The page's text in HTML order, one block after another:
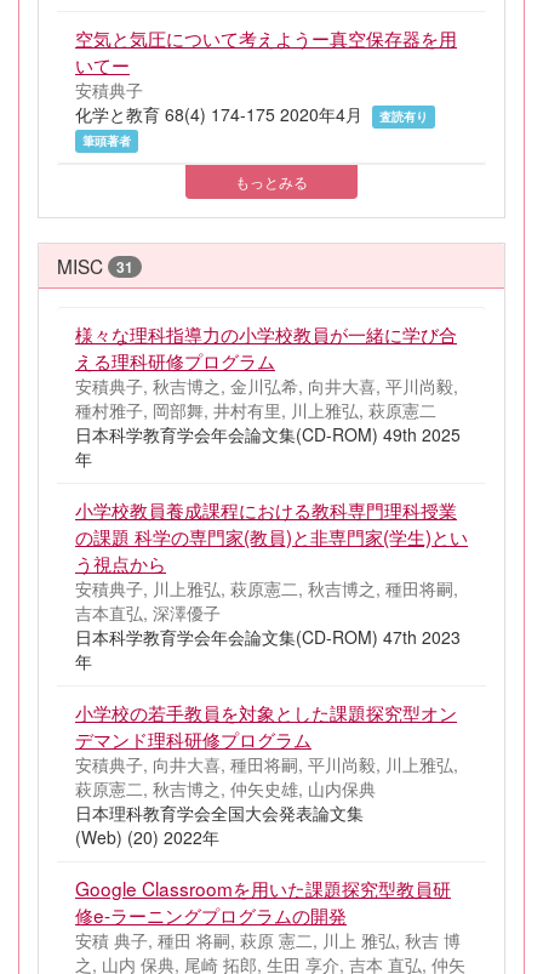
空気と気圧について考えようー真空保存器を用
いてー
安積典子
化学と教育 68(4) 174-175 2020年4月
査読有り
筆頭著者
もっとみる
MISC 31
様々な理科指導力の小学校教員が一緒に学び合
える理科研修プログラム
安積典子, 秋吉博之, 金川弘希, 向井大喜, 平川尚毅,
種村雅子, 岡部舞, 井村有里, 川上雅弘, 萩原憲二
日本科学教育学会年会論文集(CD-ROM) 49th 2025
年
小学校教員養成課程における教科専門理科授業
の課題 科学の専門家(教員)と非専門家(学生)とい
う視点から
安積典子, 川上雅弘, 萩原憲二, 秋吉博之, 種田将嗣,
吉本直弘, 深澤優子
日本科学教育学会年会論文集(CD-ROM) 47th 2023
年
小学校の若手教員を対象とした課題探究型オン
デマンド理科研修プログラム
安積典子, 向井大喜, 種田将嗣, 平川尚毅, 川上雅弘,
萩原憲二, 秋吉博之, 仲矢史雄, 山内保典
日本理科教育学会全国大会発表論文集
(Web) (20) 2022年
Google Classroomを用いた課題探究型教員研
修e-ラーニングプログラムの開発
安積 典子, 種田 将嗣, 萩原 憲二, 川上 雅弘, 秋吉 博
之, 山内 保典, 尾崎 拓郎, 生田 享介, 吉本 直弘, 仲矢